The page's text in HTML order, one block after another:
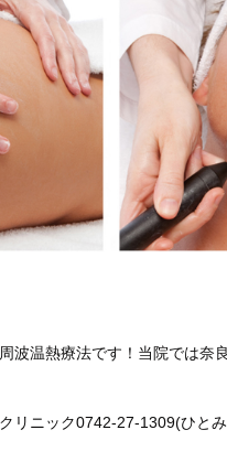
波温熱療法です！当院では
リニック0742-27-1309(ひと